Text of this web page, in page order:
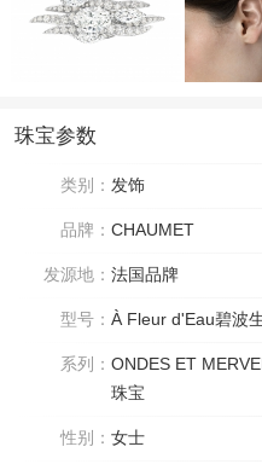
珠宝参数
类别： 发饰
品牌： CHAUMET
发源地： 法国品牌
型号： À Fleur d'Eau碧波
系列： ONDES ET
珠宝
性别： 女士